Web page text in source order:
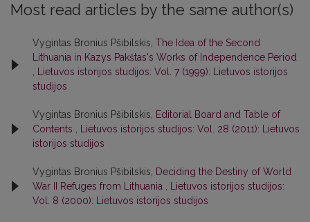
Most read articles by the same author(s)
Vygintas Bronius Pšibilskis, The Idea of the Second
Lithuania in Kazys Pakštas's Works of Independence Period
Lietuvos istorijos studijos: Vol. 7 (1999): Lietuvos istorijos
studijos
Vygintas Bronius Pšibilskis,
Editorial Board and Table of
Contents
Lietuvos istorijos studijos: Vol. 28 (2011): Lietuvos
istorijos studijos
Vygintas Bronius Pšibilskis,
Deciding the Destiny of World
War II Refuges from Lithuania
Lietuvos istorijos studijos:
Vol. 8 (2000): Lietuvos istorijos studijos